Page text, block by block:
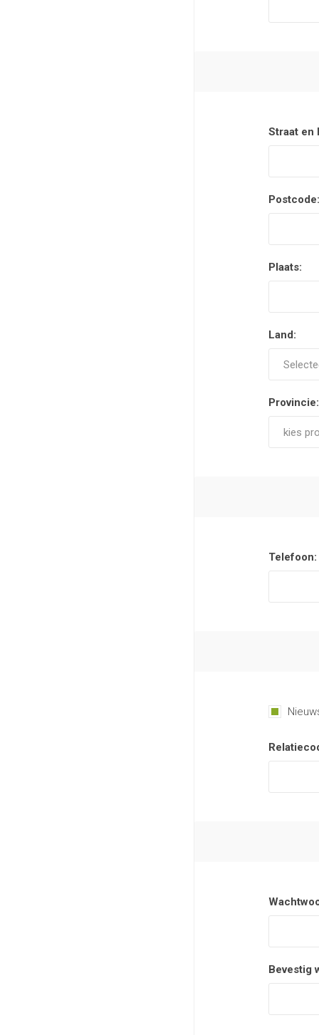
Straat en
Postcode:
Plaats:
Land:
Provincie:
Telefoon:
Bevestig